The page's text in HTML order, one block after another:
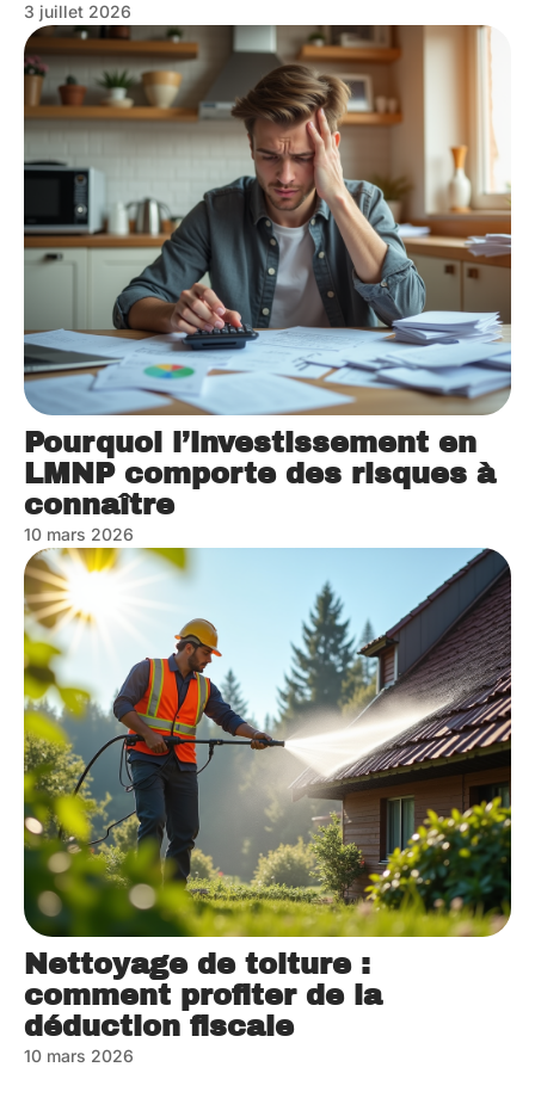
3 juillet 2026
Pourquoi l’investissement en
LMNP comporte des risques à
connaître
10 mars 2026
Nettoyage de toiture :
comment profiter de la
déduction fiscale
10 mars 2026